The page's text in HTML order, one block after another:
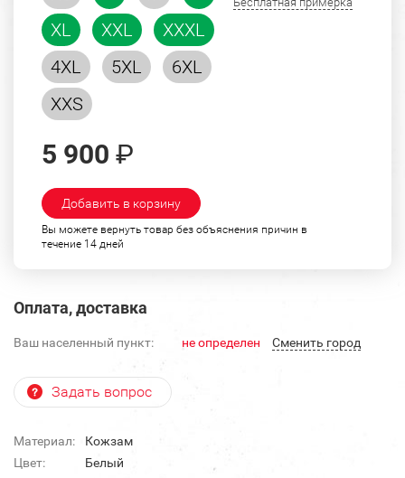
XL
XXL
XXXL
4XL
5XL
6XL
XXS
5 900 ₽
Добавить в корзину
Вы можете вернуть товар без объяснения причин в
течение 14 дней
Оплата, доставка
Ваш населенный пункт: не определен Cменить город
Задать вопрос
Материал:
Кожзам
Цвет:
Белый